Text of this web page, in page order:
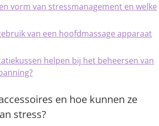
vorm van stressmanagement en welke
van een hoofdmassage apparaat
helpen bij het beheersen van
en hoe kunnen ze
stress?